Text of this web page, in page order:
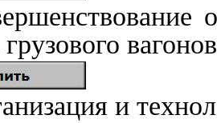
грузового
и